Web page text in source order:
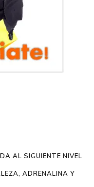
AL SIGUIENTE NIVEL
ADRENALINA Y